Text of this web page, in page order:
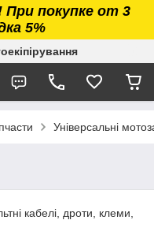
покупке от 3
5%
Універсальні
кабелі, дроти, клеми,